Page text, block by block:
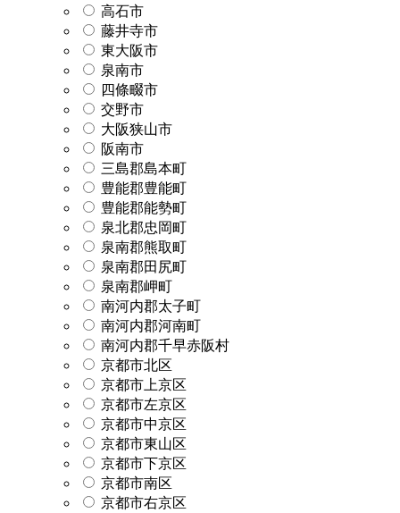
高石市
藤井寺市
東大阪市
泉南市
四條畷市
交野市
大阪狭山市
阪南市
三島郡島本町
豊能郡豊能町
豊能郡能勢町
泉北郡忠岡町
泉南郡熊取町
泉南郡田尻町
泉南郡岬町
南河内郡太子町
南河内郡河南町
南河内郡千早赤阪村
京都市北区
京都市上京区
京都市左京区
京都市中京区
京都市東山区
京都市下京区
京都市南区
京都市右京区